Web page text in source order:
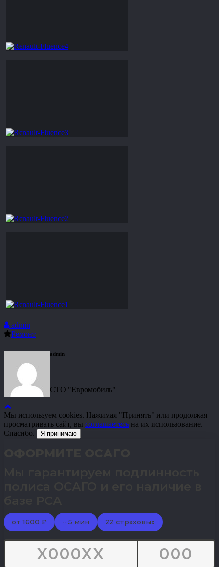
admin
Ремонт
admin
СТО "Евромобиль"
Мы используем cookies. Нажимая "Принять" или продолжая
просматривать сайт, вы соглашаетесь на их использование.
Спасибо.
Я принимаю